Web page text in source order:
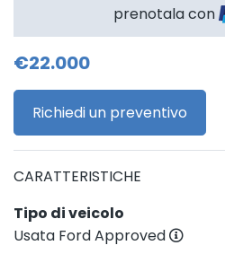
prenotala con
€22.000
Richiedi un preventivo
CARATTERISTICHE
Tipo di veicolo
Usata Ford Approved